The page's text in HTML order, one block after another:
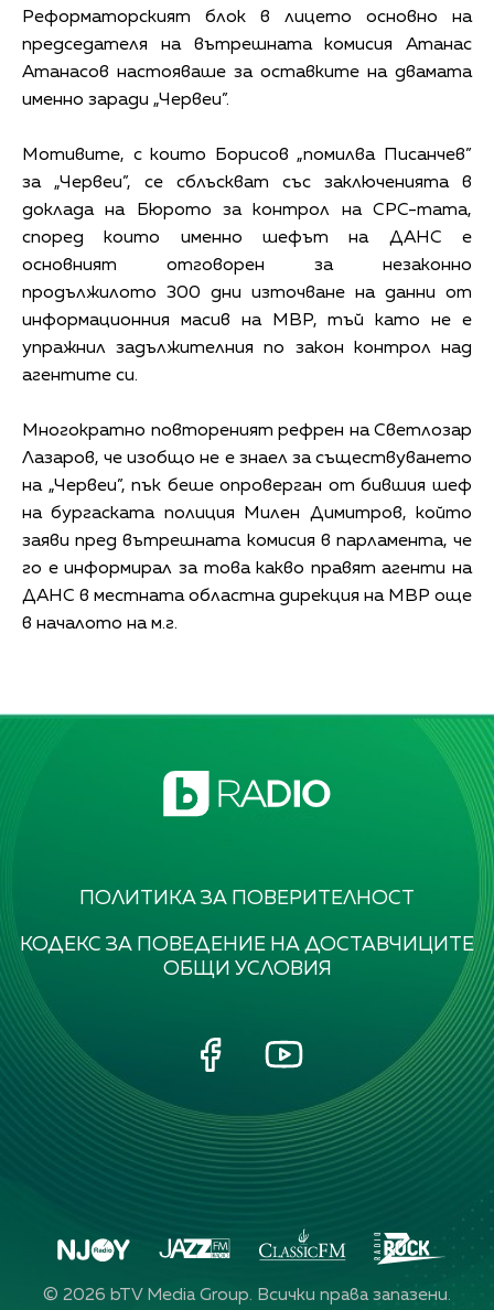
Реформаторският блок в лицето основно на
председателя на вътрешната комисия Атанас
Атанасов настояваше за оставките на двамата
именно заради „Червеи”.
Мотивите, с които Борисов „помилва Писанчев”
за „Червеи”, се сблъскват със заключенията в
доклада на Бюрото за контрол на СРС-тата,
според които именно шефът на ДАНС е
основният отговорен за незаконно
продължилото 300 дни източване на данни от
информационния масив на МВР, тъй като не е
упражнил задължителния по закон контрол над
агентите си.
Многократно повтореният рефрен на Светлозар
Лазаров, че изобщо не е знаел за съществуването
на „Червеи”, пък беше опроверган от бившия шеф
на бургаската полиция Милен Димитров, който
заяви пред вътрешната комисия в парламента, че
го е информирал за това какво правят агенти на
ДАНС в местната областна дирекция на МВР още
в началото на м.г.
ПОЛИТИКА ЗА ПОВЕРИТЕЛНОСТ
КОДЕКС ЗА ПОВЕДЕНИЕ НА ДОСТАВЧИЦИТЕ
ОБЩИ УСЛОВИЯ
© 2026 bTV Media Group. Всички права запазени.